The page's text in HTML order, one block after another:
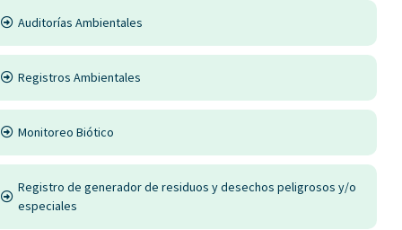
Auditorías Ambientales
Registros Ambientales
Monitoreo Biótico
Registro de generador de residuos y desechos peligrosos y/o
especiales